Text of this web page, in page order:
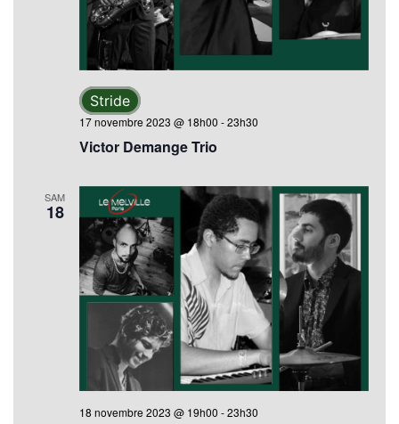
Victor Demange Trio
17 novembre 2023 @ 18h00 -23h30
Stride
SAM
18
18 novembre 2023 @ 19h00 -23h30